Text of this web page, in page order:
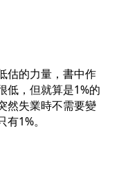
估的力量，書中作
低，但就算是1%的
然失業時不需要變
1%。